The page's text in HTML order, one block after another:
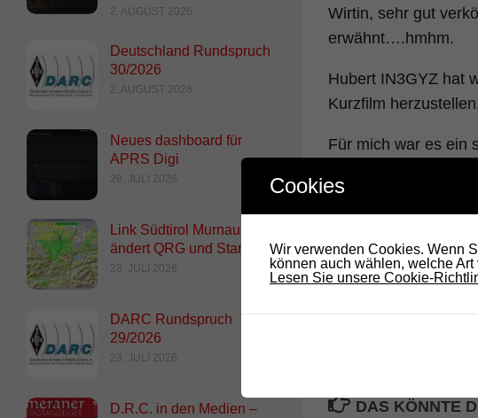
Wirtin, sehr gut
erwähnt….hmhm.
Hubert IN3GYZ hat
Kurzfilm
Für mich war es ein
Danke an jene die
IN3ENN hat einen
Falls jemand noch
stelle sie rein.
73 de Kurt IN3DOV
DAS KÖNNTE
2. AUGUST 2026
Deutschland Rundspruch
30/2026
2. AUGUST 2026
Neues dashboard für
APRS Digi
28. JULI 2026
Link Südtirol Murnau Süd
ändert QRG und Standort
23. JULI 2026
DARC Rundspruch
29/2026
23. JULI 2026
D.R.C. in den Medien –
Cookies
Wir verwenden Cookies. Wenn
können auch wählen, welche
Lesen Sie unsere Cookie-